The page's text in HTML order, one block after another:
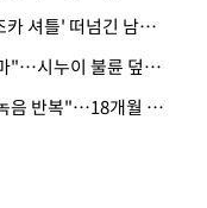
· 재취업한 시누이 위해 '조카 셔틀' 떠넘긴 남편…아내 "난 못한다"
· "남의 가정사 끼어들지 마"…시누이 불륜 덮으려는 남편에 억울한 아내
· "현관문 걷어차고 욕설 녹음 반복"…18개월 아기 키우는 집 뒤흔든 '앞집의 비극'